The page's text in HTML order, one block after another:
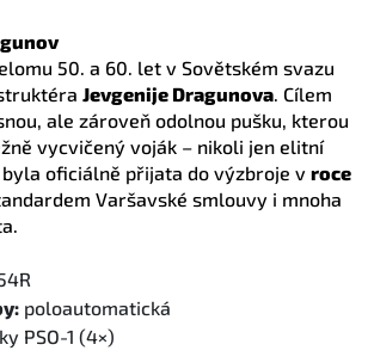
50. a 60. let v Sovětském svazu
Jevgenije Dragunova . Cílem
ale zároveň odolnou pušku, kterou
vycvičený voják – nikoli jen elitní
oficiálně přijata do výzbroje v roce
Varšavské smlouvy i mnoha
poloautomatická
PSO-1 (4×)